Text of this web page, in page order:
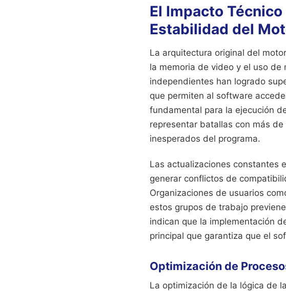
El Impacto
Estabilidad del
La arquitectura original del
la memoria de video y el uso
independientes han logrado
que permiten al software
fundamental para la ejecución
representar batallas con más
inesperados del programa.
Las actualizaciones constantes
generar conflictos de
Organizaciones de usuarios
estos grupos de trabajo
indican que la implementación
principal que garantiza que el
Optimización de
La optimización de la lógica de